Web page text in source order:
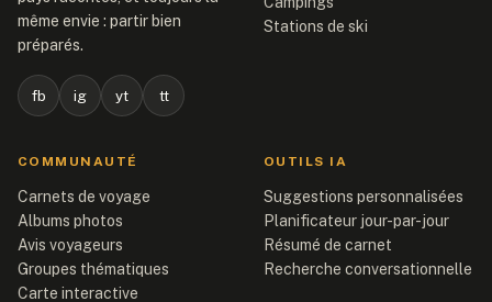
même envie : partir bien
préparés.
fb ig yt tt
Stations de ski
COMMUNAUTÉ
Carnets de voyage
Albums photos
Avis voyageurs
Groupes thématiques
Carte interactive
OUTILS IA
Suggestions personnalisées
Planificateur jour-par-jour
Résumé de carnet
Recherche conversationnelle